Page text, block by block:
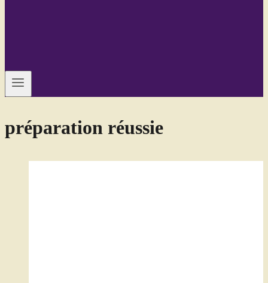
préparation réussie